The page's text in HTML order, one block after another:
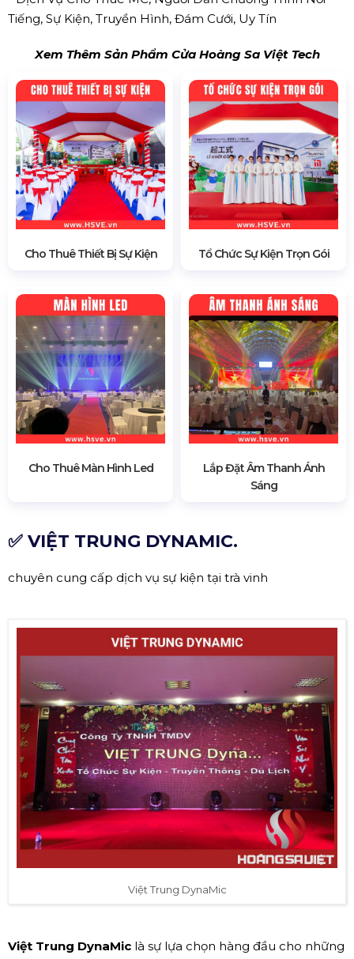
Tiếng, Sự Kiện, Truyền Hình, Đám Cưới, Uy Tín
Xem Thêm Sản Phẩm Cửa Hoàng Sa Việt Tech
Cho Thuê Thiết Bị Sự Kiện Tổ Chức Sự Kiện Trọn Gói
Cho Thuê Màn Hình Led
Lắp Đặt Âm Thanh Ánh
Sáng
✅ VIỆT TRUNG DYNAMIC.
chuyên cung cấp dịch vụ sự kiện tại trà vinh
Việt Trung DynaMic
Việt Trung DynaMic là sự lựa chọn hàng đầu cho những